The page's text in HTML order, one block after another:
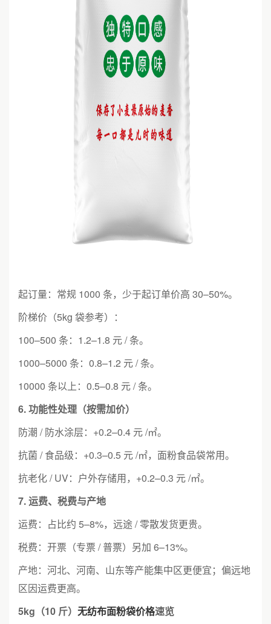
起订量：常规 1000 条，少于起订单价高 30–50%。
阶梯价（5kg 袋参考）：
100–500 条：1.2–1.8 元 / 条。
1000–5000 条：0.8–1.2 元 / 条。
10000 条以上：0.5–0.8 元 / 条。
6. 功能性处理（按需加价）
防潮 / 防水涂层：+0.2–0.4 元 /㎡。
抗菌 / 食品级：+0.3–0.5 元 /㎡，面粉食品袋常用。
抗老化 / UV：户外存储用，+0.2–0.3 元 /㎡。
7. 运费、税费与产地
运费：占比约 5–8%，远途 / 零散发货更贵。
税费：开票（专票 / 普票）另加 6–13%。
产地：河北、河南、山东等产能集中区更便宜；偏远地
区因运费更高。
5kg（10 斤） 无纺布面粉袋价格速览